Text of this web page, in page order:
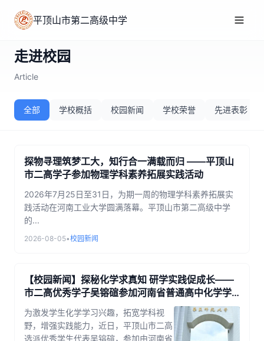
平顶山市第二高级中学
走进校园
Article
全部 学校概括 校园新闻 学校荣誉 先进表彰
探物寻理筑梦工大，知行合一满载而归 ——平顶山
市二高学子参加物理学科素养拓展实践活动
2026年7月25日至31日，为期一周的物理学科素养拓展实
践活动在河南工业大学圆满落幕。平顶山市第二高级中学
的...
2026-08-05•校园新闻
【校园新闻】探秘化学求真知 研学实践促成长——
市二高优秀学子吴镕碹参加河南省普通高中化学学
科素养拓展实践活动
为激发学生化学学习兴趣，拓宽学科视
野，增强实践能力，近日，平顶山市二高
选派优秀学生代表吴镕碹，参加由河南省